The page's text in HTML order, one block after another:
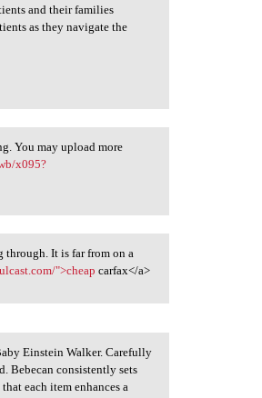
and their families
as they navigate the
You may upload more
x095?
It is far from on a
">cheap carfax</a>
Einstein Walker. Carefully
Bebecan consistently sets
each item enhances a